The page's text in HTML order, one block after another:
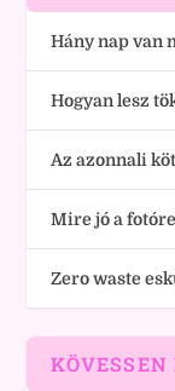
Hány nap van
Hogyan lesz
Az azonnali
Mire jó a
Zero waste